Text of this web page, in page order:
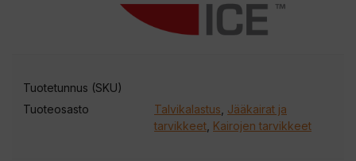
Tuotetunnus (SKU)
Tuoteosasto
Talvikalastus, Jääkairat ja
tarvikkeet, Kairojen tarvikkeet